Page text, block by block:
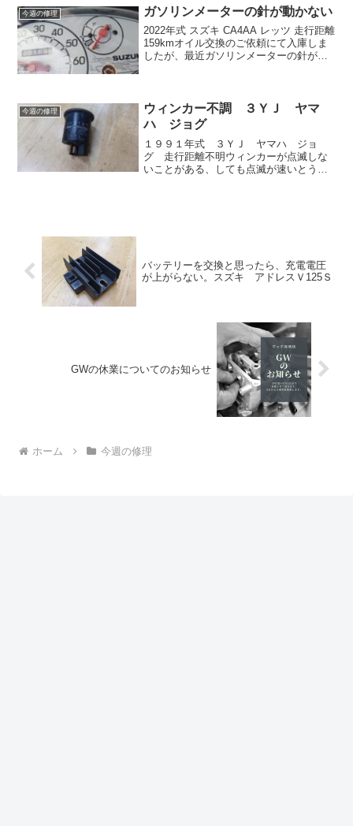
いました。まず、プラグの火花をチェッ
クしたところ、まったく火花が...
今週の修理 ガソリンメーターの針が動かない
2022年式 スズキ CA4AA レッツ 走行距離
159kmオイル交換のご依頼にて入庫しま
したが、最近ガソリンメーターの針がう
リン...
今週の修理
ウィンカー不調 ３ＹＪ ヤマ
ハ ジョグ
１９９１年式 ３ＹＪ ヤマハ ジョ
グ 走行距離不明ウィンカーが点滅しな
いことがある、しても点滅が速いとう訴
バッテリーを交換と思ったら、充電電圧
が上がらない。スズキ アドレスＶ125Ｓ
GWの休業についてのお知らせ
ホーム 今週の修理